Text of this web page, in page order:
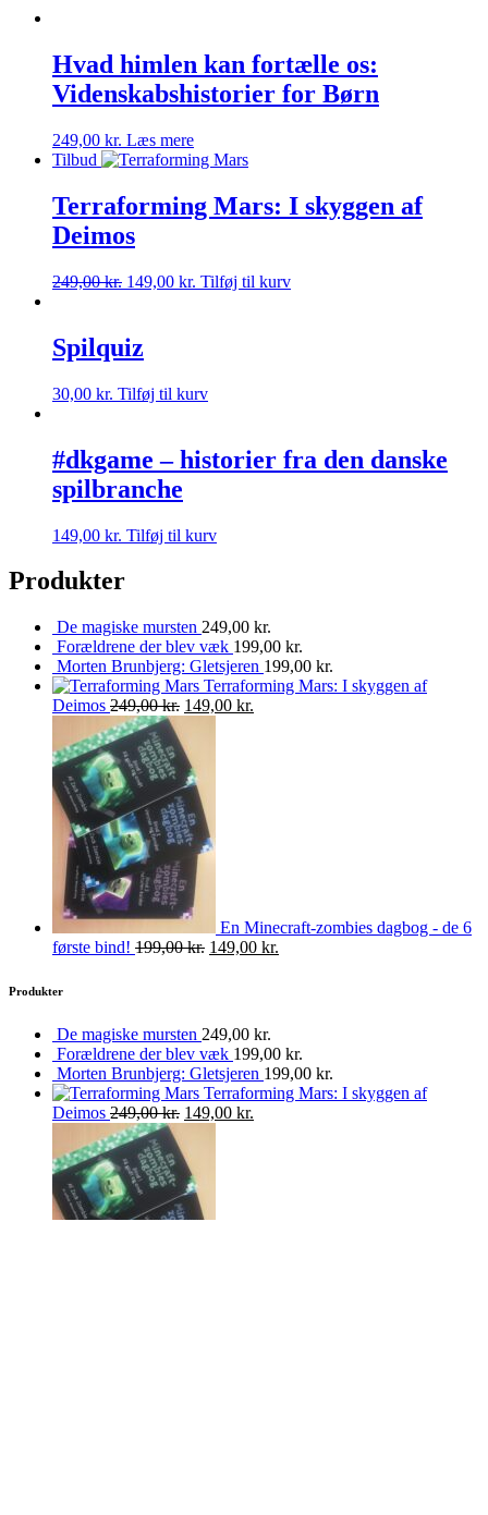
Hvad himlen kan fortælle os:
Videnskabshistorier for Børn
249,00 kr. Læs mere
Tilbud
Terraforming Mars: I skyggen af
Deimos
249,00kr. 149,00 kr. Tilføj til kurv
Spilquiz
30,00 kr. Tilføj til kurv
#dkgame – historier fra den danske
spilbranche
149,00 kr. Tilføj til kurv
Produkter
De magiske mursten 249,00 kr.
Forældrene der blev væk 199,00 kr.
Morten Brunbjerg: Gletsjeren 199,00 kr.
Terraforming Mars: I skyggen af
Deimos 249,00kr. 149,00 kr.
En Minecraft-zombies dagbog - de 6
første bind! 199,00kr. 149,00 kr.
Produkter
De magiske mursten 249,00 kr.
Forældrene der blev væk 199,00 kr.
Morten Brunbjerg: Gletsjeren 199,00 kr.
Terraforming Mars: I skyggen af
Deimos 249,00kr. 149,00 kr.